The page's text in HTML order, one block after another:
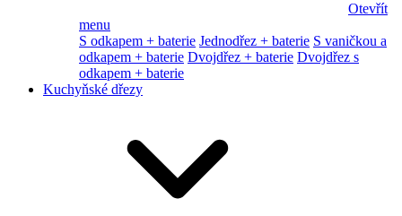
Otevřít
menu
S odkapem + baterie Jednodřez + baterie S vaničkou a
odkapem + baterie Dvojdřez + baterie Dvojdřez s
odkapem + baterie
Kuchyňské dřezy